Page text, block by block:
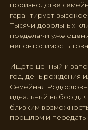
производстве
гарантирует
Тысячи довольных
пределами уже
неповторимость
Ищете ценный и
год, день рождения
Семейная
идеальный выбор
близким
прошлом и передать